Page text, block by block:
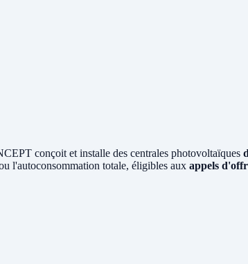
conçoit et installe des centrales photovoltaïques
l'autoconsommation totale, éligibles aux appels